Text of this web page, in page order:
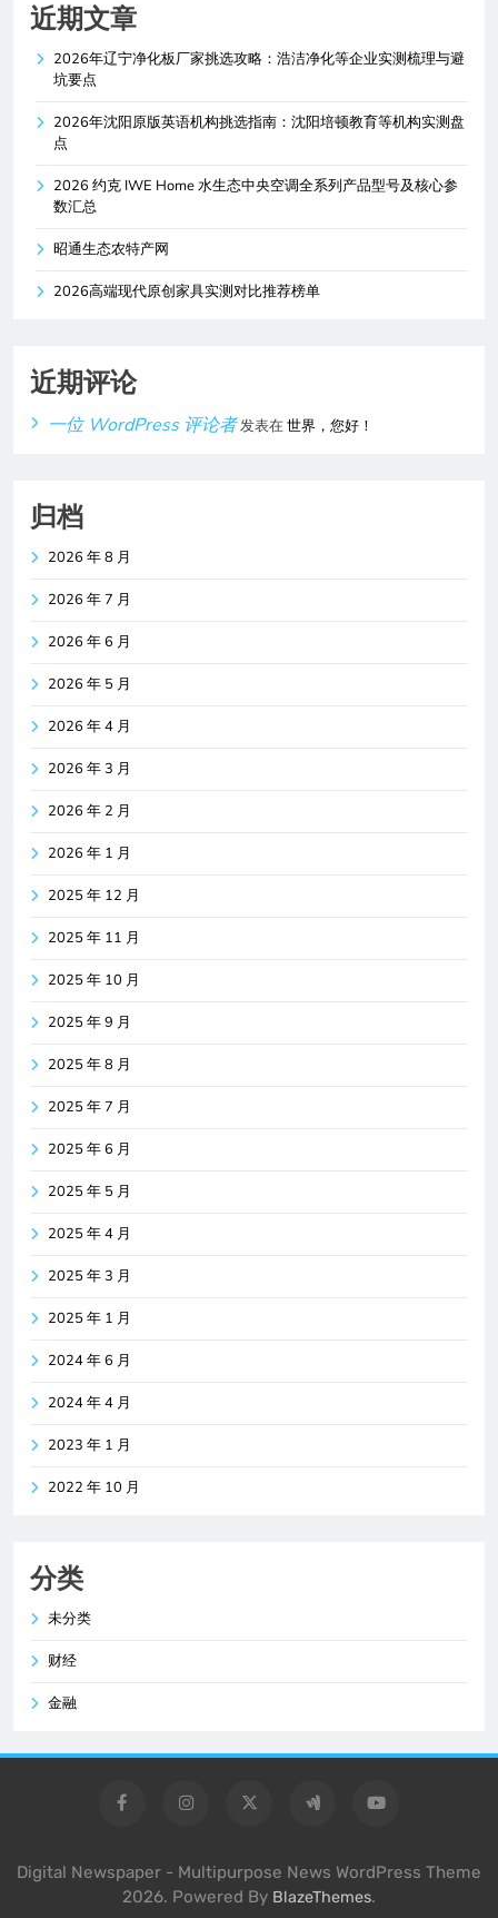
近期文章
2026年辽宁净化板厂家挑选攻略：浩洁净化等企业实测梳理与避
坑要点
2026年沈阳原版英语机构挑选指南：沈阳培顿教育等机构实测盘
点
2026 约克 IWE Home 水生态中央空调全系列产品型号及核心参
数汇总
昭通生态农特产网
2026高端现代原创家具实测对比推荐榜单
近期评论
一位 WordPress 评论者发表在世界，您好！
归档
2026 年 8 月
2026 年 7 月
2026 年 6 月
2026 年 5 月
2026 年 4 月
2026 年 3 月
2026 年 2 月
2026 年 1 月
2025 年 12 月
2025 年 11 月
2025 年 10 月
2025 年 9 月
2025 年 8 月
2025 年 7 月
2025 年 6 月
2025 年 5 月
2025 年 4 月
2025 年 3 月
2025 年 1 月
2024 年 6 月
2024 年 4 月
2023 年 1 月
2022 年 10 月
分类
未分类
财经
金融
Digital Newspaper - Multipurpose News WordPress Theme
2026. Powered By BlazeThemes.